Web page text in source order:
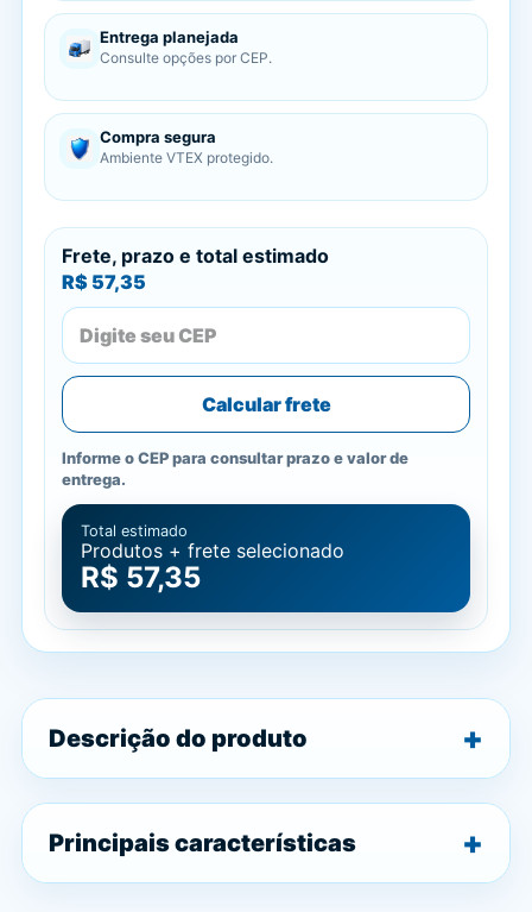
Entrega planejada
Consulte opções por CEP.
Compra segura
Ambiente VTEX protegido.
Frete, prazo e total estimado
R$ 57,35
Calcular frete
Informe o CEP para consultar prazo e valor de
entrega.
Total estimado
Produtos + frete selecionado
R$ 57,35
Descrição do produto
Principais características